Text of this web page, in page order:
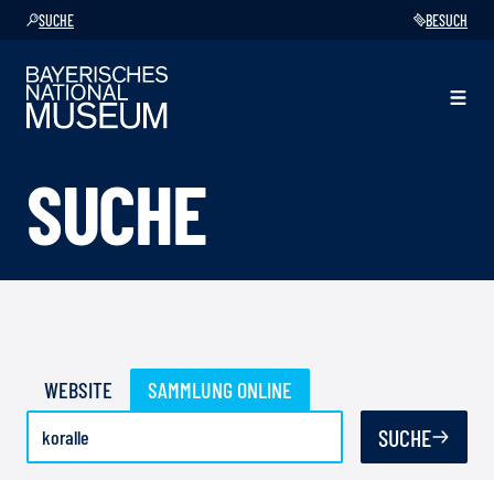
SUCHE BESUCH
SUCHE
WEBSITE SAMMLUNG ONLINE
SUCHE